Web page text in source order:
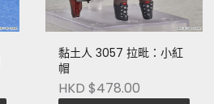
黏土人 3057 拉毗：小紅
帽
HKD $478.00